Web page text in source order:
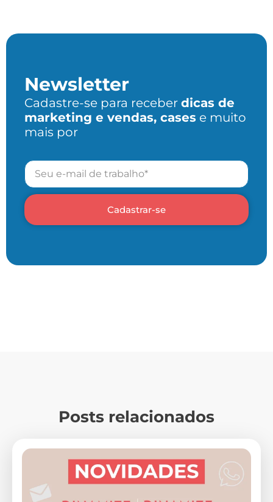
Newsletter
Cadastre-se para receber dicas de
marketing e vendas, cases e muito
mais por
Cadastrar-se
Posts relacionados